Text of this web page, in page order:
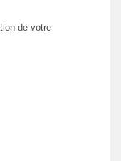
de votre